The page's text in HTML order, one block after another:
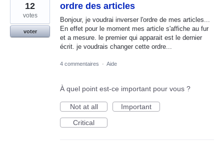
ordre des articles
Bonjour, je voudrai inverser l'ordre de mes articles...
En effet pour le moment mes article s'affiche au fur
et a mesure. le premier qui apparait est le dernier
écrit. je voudrais changer cette ordre...
12
votes
voter
4 commentaires · Aide
À quel point est-ce important pour vous ?
Not at all
Important
Critical